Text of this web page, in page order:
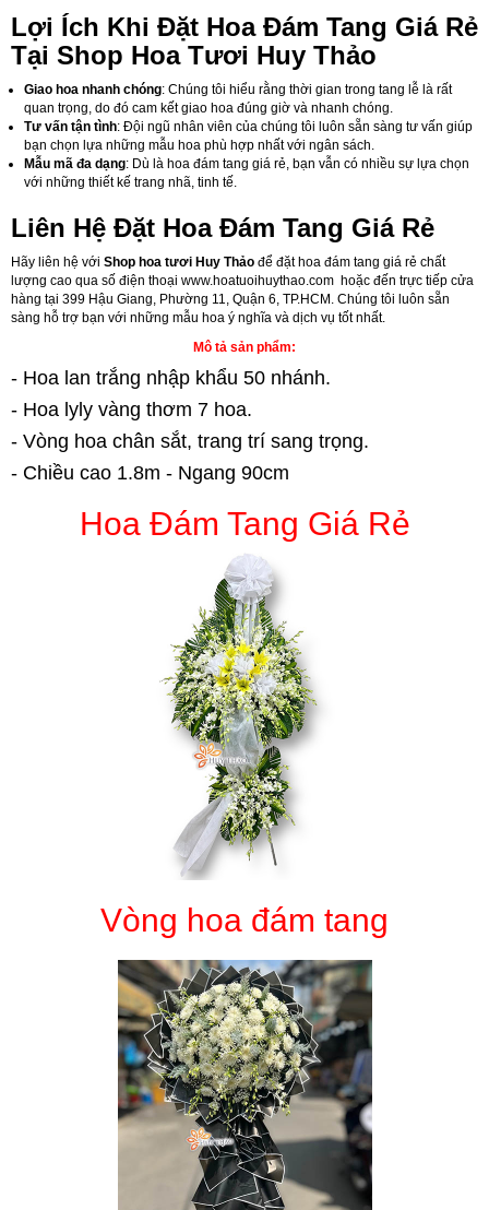
Lợi Ích Khi Đặt Hoa Đám Tang Giá Rẻ
Tại Shop Hoa Tươi Huy Thảo
Giao hoa nhanh chóng: Chúng tôi hiểu rằng thời gian trong tang lễ là rất
quan trọng, do đó cam kết giao hoa đúng giờ và nhanh chóng.
Tư vấn tận tình: Đội ngũ nhân viên của chúng tôi luôn sẵn sàng tư vấn giúp
bạn chọn lựa những mẫu hoa phù hợp nhất với ngân sách.
Mẫu mã đa dạng: Dù là hoa đám tang giá rẻ, bạn vẫn có nhiều sự lựa chọn
với những thiết kế trang nhã, tinh tế.
Liên Hệ Đặt Hoa Đám Tang Giá Rẻ
Hãy liên hệ với Shop hoa tươi Huy Thảo để đặt hoa đám tang giá rẻ chất
lượng cao qua số điện thoại www.hoatuoihuythao.com hoặc đến trực tiếp cửa
hàng tại 399 Hậu Giang, Phường 11, Quận 6, TP.HCM. Chúng tôi luôn sẵn
sàng hỗ trợ bạn với những mẫu hoa ý nghĩa và dịch vụ tốt nhất.
Mô tả sản phẩm:
- Hoa lan trắng nhập khẩu 50 nhánh.
- Hoa lyly vàng thơm 7 hoa.
- Vòng hoa chân sắt, trang trí sang trọng.
- Chiều cao 1.8m - Ngang 90cm
Hoa Đám Tang Giá Rẻ
Vòng hoa đám tang